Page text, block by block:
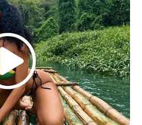
Der absolute
Pommes mit einem
Sauce.
Perfekt zu
Sticks oder Onion